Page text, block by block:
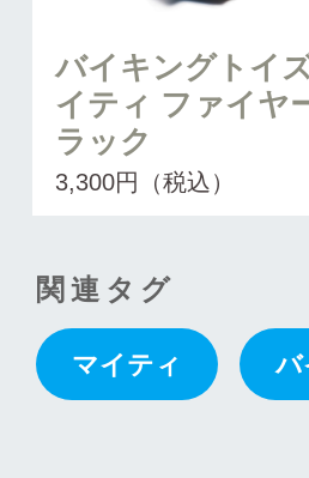
バイキングトイ
イティ ファイヤ
ラック
3,300円（税込）
関連タグ
マイティ バ